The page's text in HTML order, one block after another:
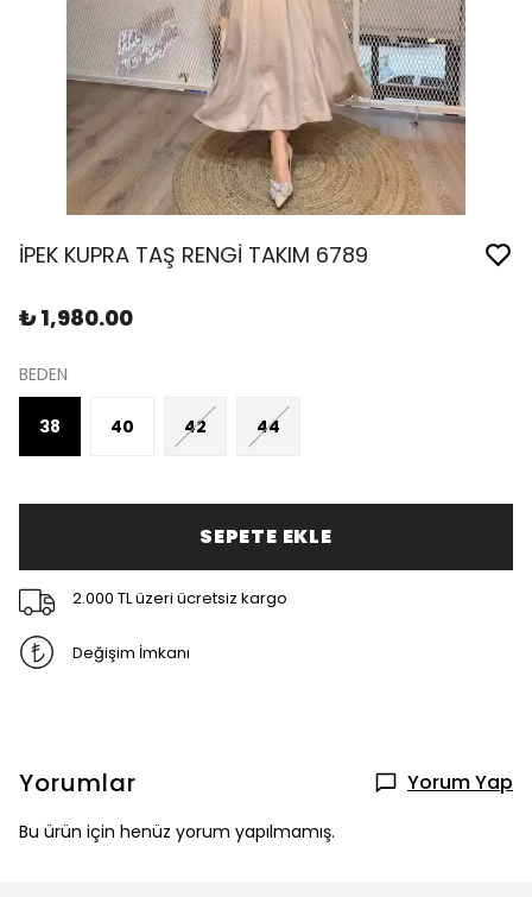
İPEK KUPRA TAŞ RENGİ TAKIM 6789
₺ 1,980.00
BEDEN
38 40 42 44
SEPETE EKLE
2.000 TL üzeri ücretsiz kargo
Değişim İmkanı
Yorumlar Yorum Yap
Bu ürün için henüz yorum yapılmamış.